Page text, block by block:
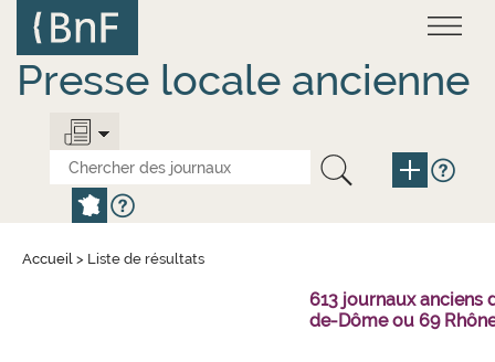
contenu
principal
Presse locale ancienne
Accueil > Liste de résultats
613 journaux anciens
de-Dôme ou 69
Panneau de gestion des cookies